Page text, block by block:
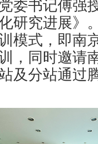
委书记傅强
研究进展》
模式，即南
，同时邀请
及分站通过